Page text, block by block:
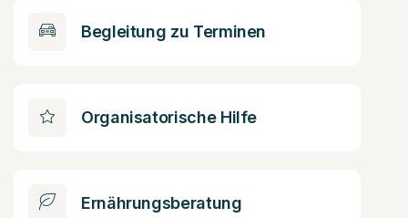
Begleitung zu Terminen
Organisatorische Hilfe
Ernährungsberatung